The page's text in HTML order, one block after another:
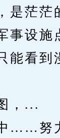
茫茫
事设施
能看到
，...
努